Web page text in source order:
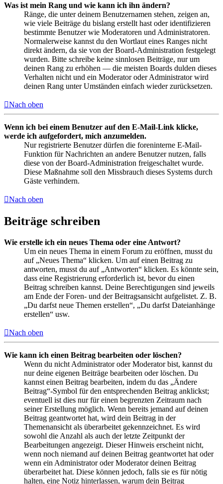
Was ist mein Rang und wie kann ich ihn ändern?
Ränge, die unter deinem Benutzernamen stehen, zeigen an,
wie viele Beiträge du bislang erstellt hast oder identifizieren
bestimmte Benutzer wie Moderatoren und Administratoren.
Normalerweise kannst du den Wortlaut eines Ranges nicht
direkt ändern, da sie von der Board-Administration festgelegt
wurden. Bitte schreibe keine sinnlosen Beiträge, nur um
deinen Rang zu erhöhen — die meisten Boards dulden dieses
Verhalten nicht und ein Moderator oder Administrator wird
deinen Rang unter Umständen einfach wieder zurücksetzen.
Nach oben
Wenn ich bei einem Benutzer auf den E-Mail-Link klicke,
werde ich aufgefordert, mich anzumelden.
Nur registrierte Benutzer dürfen die foreninterne E-Mail-
Funktion für Nachrichten an andere Benutzer nutzen, falls
diese von der Board-Administration freigeschaltet wurde.
Diese Maßnahme soll den Missbrauch dieses Systems durch
Gäste verhindern.
Nach oben
Beiträge schreiben
Wie erstelle ich ein neues Thema oder eine Antwort?
Um ein neues Thema in einem Forum zu eröffnen, musst du
auf „Neues Thema“ klicken. Um auf einen Beitrag zu
antworten, musst du auf „Antworten“ klicken. Es könnte sein,
dass eine Registrierung erforderlich ist, bevor du einen
Beitrag schreiben kannst. Deine Berechtigungen sind jeweils
am Ende der Foren- und der Beitragsansicht aufgelistet. Z. B.
„Du darfst neue Themen erstellen“, „Du darfst Dateianhänge
erstellen“ usw.
Nach oben
Wie kann ich einen Beitrag bearbeiten oder löschen?
Wenn du nicht Administrator oder Moderator bist, kannst du
nur deine eigenen Beiträge bearbeiten oder löschen. Du
kannst einen Beitrag bearbeiten, indem du das „Ändere
Beitrag“-Symbol für den entsprechenden Beitrag anklickst;
eventuell ist dies nur für einen begrenzten Zeitraum nach
seiner Erstellung möglich. Wenn bereits jemand auf deinen
Beitrag geantwortet hat, wird dein Beitrag in der
Themenansicht als überarbeitet gekennzeichnet. Es wird
sowohl die Anzahl als auch der letzte Zeitpunkt der
Bearbeitungen angezeigt. Dieser Hinweis erscheint nicht,
wenn noch niemand auf deinen Beitrag geantwortet hat oder
wenn ein Administrator oder Moderator deinen Beitrag
überarbeitet hat. Diese können jedoch, falls sie es für nötig
halten, eine Notiz hinterlassen, warum dein Beitrag